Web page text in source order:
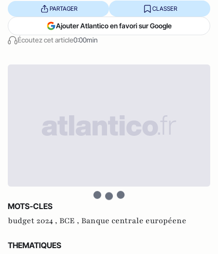
Écoutez cet article0:00min
PARTAGER CLASSER
Ajouter Atlantico en favori sur Google
MOTS-CLES
budget 2024 , BCE , Banque centrale européene
THEMATIQUES